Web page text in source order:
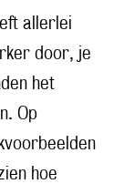
allerlei
door, je
het
Op
hoe